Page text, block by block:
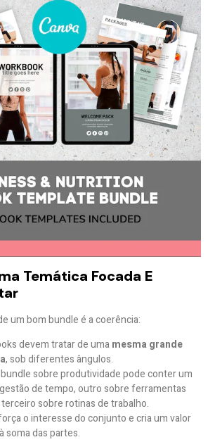
Temática Focada E
um bom bundle é a coerência:
devem tratar de umamesma grande
, sob diferentes ângulos.
sobre produtividade pode conter um
de tempo, outro sobre ferramentas
sobre rotinas de trabalho.
o interesse do conjunto e cria umvalor
soma das partes.